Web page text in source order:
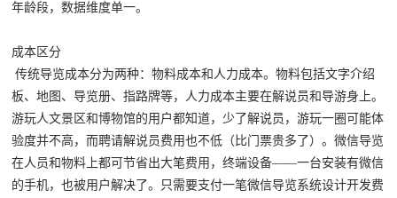
年龄段，数据维度单一。
成本区分
传统导览成本分为两种：物料成本和人力成本。物料包括文字介绍
板、地图、导览册、指路牌等，人力成本主要在解说员和导游身上。
游玩人文景区和博物馆的用户都知道，少了解说员，游玩一圈可能体
验度并不高，而聘请解说员费用也不低（比门票贵多了）。微信导览
在人员和物料上都可节省出大笔费用，终端设备——一台安装有微信
的手机，也被用户解决了。只需要支付一笔微信导览系统设计开发费